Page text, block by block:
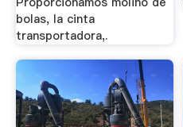
bolas, la cinta
transportadora,.